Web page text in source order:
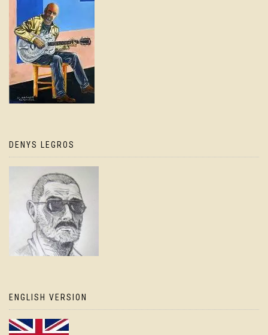
DENYS LEGROS
ENGLISH VERSION